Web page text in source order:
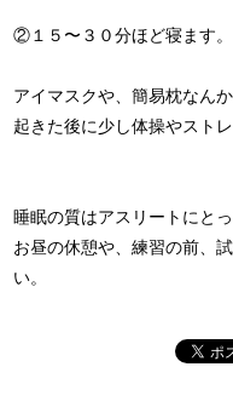
②１５〜３０分ほど寝ます。
アイマスクや、簡易枕なん
起きた後に少し体操やスト
睡眠の質はアスリートにと
お昼の休憩や、練習の前、
い。